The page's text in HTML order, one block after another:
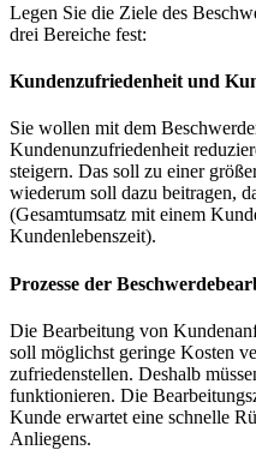
Legen Sie die Ziele des
drei Bereiche fest:
Kundenzufriedenheit und
Sie wollen mit dem
Kundenunzufriedenheit
steigern. Das soll zu einer
wiederum soll dazu beitragen,
(Gesamtumsatz mit einem
Kundenlebenszeit).
Prozesse der
Die Bearbeitung von
soll möglichst geringe Kosten
zufriedenstellen. Deshalb
funktionieren. Die
Kunde erwartet eine schnelle
Anliegens.